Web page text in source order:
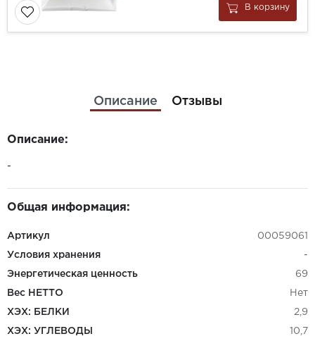
В корзину
Описание Отзывы
Описание:
-
Общая информация:
Артикул 00059061
Условия хранения -
Энергетическая ценность 69
Вес НЕТТО Нет
ХЭХ: БЕЛКИ 2,9
ХЭХ: УГЛЕВОДЫ 10,7